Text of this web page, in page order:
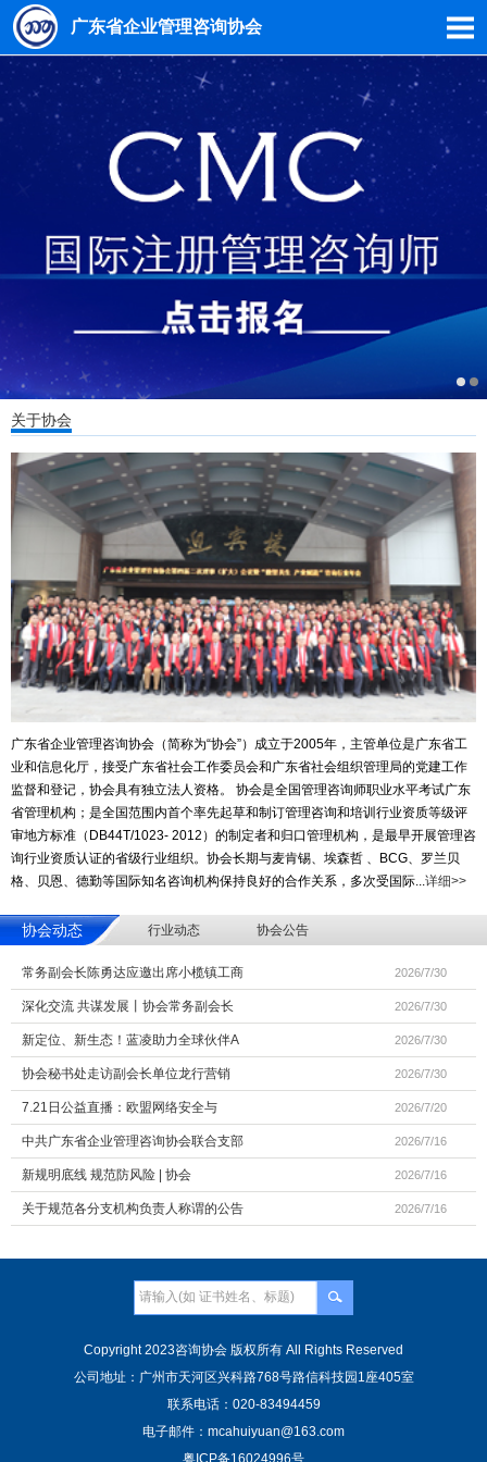
广东省企业管理咨询协会
关于协会
广东省企业管理咨询协会（简称为“协会”）成立于2005年，主管单位是广东省工
业和信息化厅，接受广东省社会工作委员会和广东省社会组织管理局的党建工作
监督和登记，协会具有独立法人资格。 协会是全国管理咨询师职业水平考试广东
省管理机构；是全国范围内首个率先起草和制订管理咨询和培训行业资质等级评
审地方标准（DB44T/1023- 2012）的制定者和归口管理机构，是最早开展管理咨
询行业资质认证的省级行业组织。协会长期与麦肯锡、埃森哲 、BCG、罗兰贝
格、贝恩、德勤等国际知名咨询机构保持良好的合作关系，多次受国际...详细>>
协会动态 行业动态 协会公告
常务副会长陈勇达应邀出席小榄镇工商 2026/7/30
深化交流 共谋发展丨协会常务副会长 2026/7/30
新定位、新生态！蓝凌助力全球伙伴A 2026/7/30
协会秘书处走访副会长单位龙行营销 2026/7/30
7.21日公益直播：欧盟网络安全与 2026/7/20
中共广东省企业管理咨询协会联合支部 2026/7/16
新规明底线 规范防风险 | 协会 2026/7/16
关于规范各分支机构负责人称谓的公告 2026/7/16
Copyright 2023咨询协会 版权所有 All Rights Reserved
公司地址：广州市天河区兴科路768号路信科技园1座405室
联系电话：020-83494459
电子邮件：mcahuiyuan@163.com